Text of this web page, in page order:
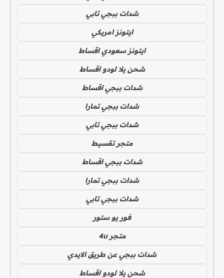
شدات ببجي تابي
ايتونز امريكي
ايتونز سعودي اقساط
شحن يلا لودو اقساط
شدات ببجي اقساط
شدات ببجي تمارا
شدات ببجي تابي
متجر تقسيط
شدات ببجي اقساط
شدات ببجي تمارا
شدات ببجي تابي
فور يو ستور
متجر 4u
شدات ببجي عن طريق الايدي
شحن يلا لودو اقساط